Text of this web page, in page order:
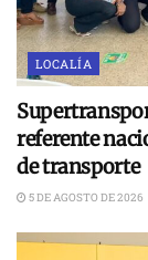
LOCALÍA
referente
de transporte
5 DE AGOSTO DE 2026